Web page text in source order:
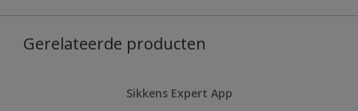
Gerelateerde producten
Sikkens Expert App